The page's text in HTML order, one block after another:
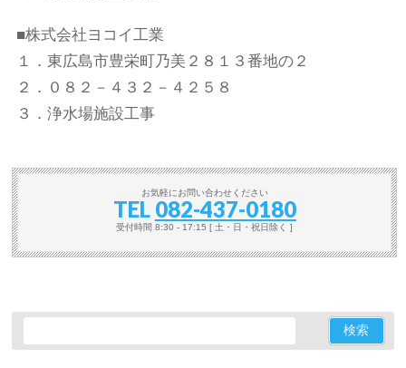
■株式会社ヨコイ工業
１．東広島市豊栄町乃美２８１３番地の２
２．０８２－４３２－４２５８
３．浄水場施設工事
お気軽にお問い合わせください
TEL 082-437-0180
受付時間 8:30 - 17:15 [ 土・日・祝日除く ]